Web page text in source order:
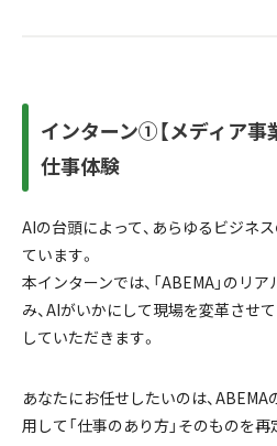
インターン①【メディア事
仕事体験
AIの台頭によって、あらゆるビジネ
ています。
本インターンでは、「ABEMA」のリ
み、AIがいかにして現場を変革させ
していただきます。
あなたにお任せしたいのは、ABEMA
用して「仕事のあり方」そのものを